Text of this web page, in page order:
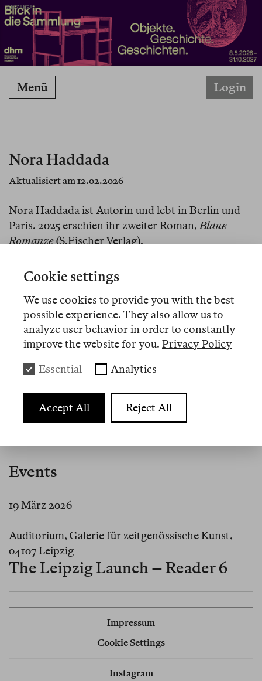
ANZEIGE
Menü Login
Nora Haddada
Aktualisiert am 12.02.2026
Nora Haddada ist Autorin und lebt in Berlin und
Paris. 2025 erschien ihr zweiter Roman,Blaue
Romanze(S.Fischer Verlag).
Artikel
Nº 17
Review
Don’t Hate the Muster, Hate the
Vergleich
Events
19 März 2026
Auditorium, Galerie für zeitgenössische Kunst,
04107 Leipzig
The Leipzig Launch – Reader 6
Impressum
Cookie Settings
Instagram
Cookie settings
We use cookies to provide you with the best
possible experience. They also allow us to
analyze user behavior in order to constantly
improve the website for you. Privacy Policy
Essential Analytics
Accept All Reject All